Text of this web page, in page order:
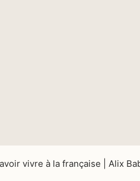
vivre à la française | Alix